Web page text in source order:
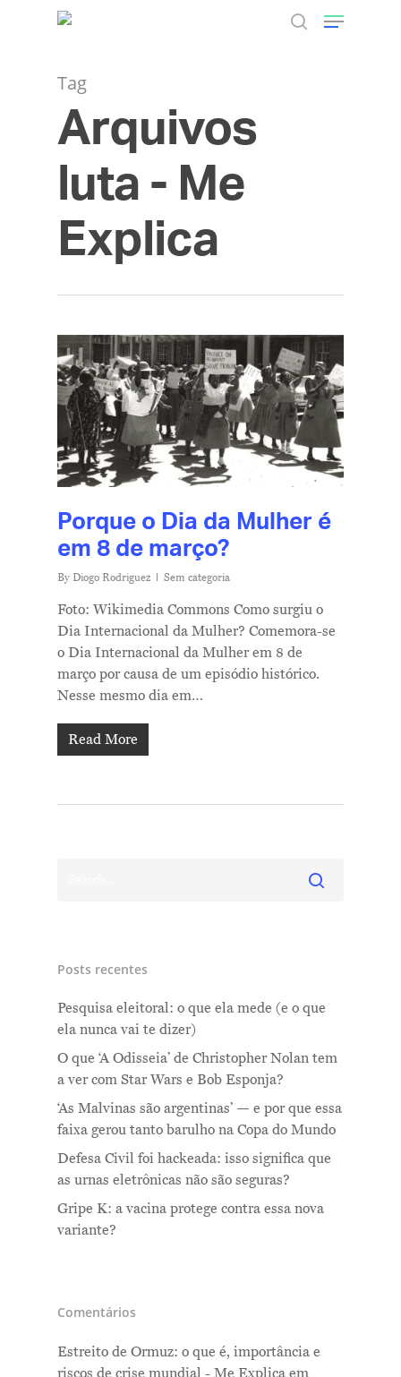
Hit enter to search or ESC to close
Tag
Arquivos
luta - Me
Explica
Porque o Dia da Mulher é
em 8 de março?
By Diogo Rodriguez Sem categoria
Foto: Wikimedia Commons Como surgiu o
Dia Internacional da Mulher? Comemora-se
o Dia Internacional da Mulher em 8 de
março por causa de um episódio histórico.
Nesse mesmo dia em…
Read More
Posts recentes
Pesquisa eleitoral: o que ela mede (e o que
ela nunca vai te dizer)
O que ‘A Odisseia’ de Christopher Nolan tem
a ver com Star Wars e Bob Esponja?
‘As Malvinas são argentinas’ — e por que essa
faixa gerou tanto barulho na Copa do Mundo
Defesa Civil foi hackeada: isso significa que
as urnas eletrônicas não são seguras?
Gripe K: a vacina protege contra essa nova
variante?
Comentários
Estreito de Ormuz: o que é, importância e
riscos de crise mundial - Me Explica em